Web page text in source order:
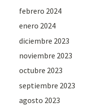
febrero 2024
enero 2024
diciembre 2023
noviembre 2023
octubre 2023
septiembre 2023
agosto 2023